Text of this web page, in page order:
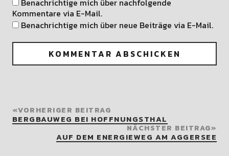
Benachrichtige mich über neue Beiträge via E-Mail.
BERGBAUWEG BEI HOFFNUNGSTHAL
NÄCHSTER BEITRAG
AUF DEM ENERGIEWEG AM AGGERSEE